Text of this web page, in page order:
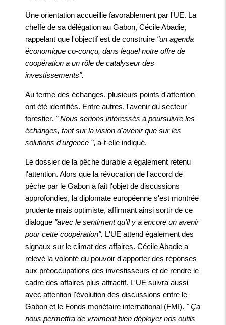
Une orientation accueillie favorablement par l'UE. La
cheffe de sa délégation au Gabon, Cécile Abadie,
rappelant que l'objectif est de construire "un agenda
économique co-conçu, dans lequel notre offre de
coopération a un rôle de catalyseur des
investissements".
Au terme des échanges, plusieurs points d'attention
ont été identifiés. Entre autres, l'avenir du secteur
forestier. " Nous serions intéressés à poursuivre les
échanges, tant sur la vision d'avenir que sur les
solutions d'urgence ", a-t-elle indiqué.
Le dossier de la pêche durable a également retenu
l'attention. Alors que la révocation de l'accord de
pêche par le Gabon a fait l'objet de discussions
approfondies, la diplomate européenne s'est montrée
prudente mais optimiste, affirmant ainsi sortir de ce
dialogue "avec le sentiment qu'il y a encore un avenir
pour cette coopération". L'UE attend également des
signaux sur le climat des affaires. Cécile Abadie a
relevé la volonté du pouvoir d'apporter des réponses
aux préoccupations des investisseurs et de rendre le
cadre des affaires plus attractif. L'UE suivra aussi
avec attention l'évolution des discussions entre le
Gabon et le Fonds monétaire international (FMI). " Ça
nous permettra de vraiment bien déployer nos outils